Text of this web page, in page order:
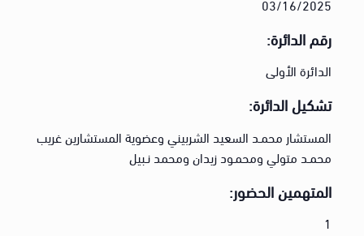
رقم الدائرة:
الدائرة الأولى
تشكيل الدائرة:
المستشار محمـد السعيد الشربيني وعضوية المستشارين غريب
محمـد متولي ومحمـود زيدان ومحمد نـبيل
المتهمين الحضور:
1